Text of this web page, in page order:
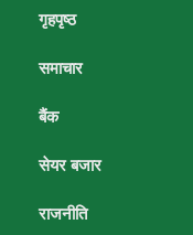
गृहपृष्ठ
समाचार
बैंक
सेयर बजार
राजनीति